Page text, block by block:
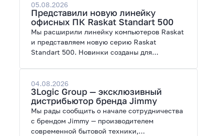
05.08.2026
Представили новую линейку
офисных ПК Raskat Standart 500
Мы расширили линейку компьютеров Raskat
и представляем новую серию Raskat
Standart 500. Новинки созданы для
энергоэффективность и широкие
возможности модернизации.
04.08.2026
3Logic Group — эксклюзивный
дистрибьютор бренда Jimmy
Мы рады сообщить о начале сотрудничества
с брендом Jimmy — производителем
современной бытовой техники,